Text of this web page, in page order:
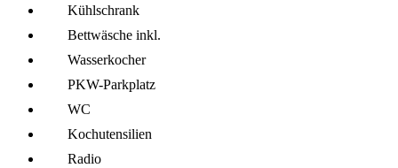
Kühl­schrank
Bettwäsche inkl.
Wasserkocher
PKW-Parkplatz
WC
Kochutensilien
Radio